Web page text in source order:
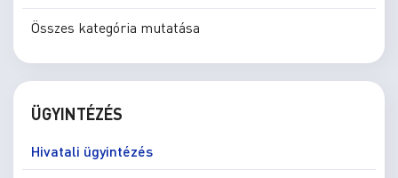
Összes kategória mutatása
ÜGYINTÉZÉS
Hivatali ügyintézés